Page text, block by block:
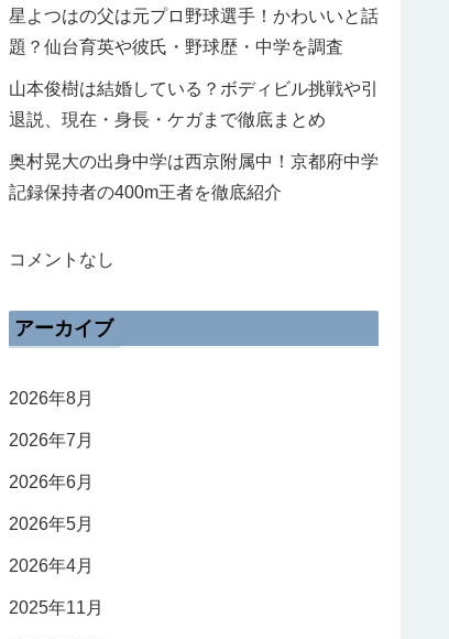
星よつはの父は元プロ野球選手！かわいいと話
題？仙台育英や彼氏・野球歴・中学を調査
山本俊樹は結婚している？ボディビル挑戦や引
退説、現在・身長・ケガまで徹底まとめ
奥村晃大の出身中学は西京附属中！京都府中学
記録保持者の400m王者を徹底紹介
コメントなし
アーカイブ
2026年8月
2026年7月
2026年6月
2026年5月
2026年4月
2025年11月